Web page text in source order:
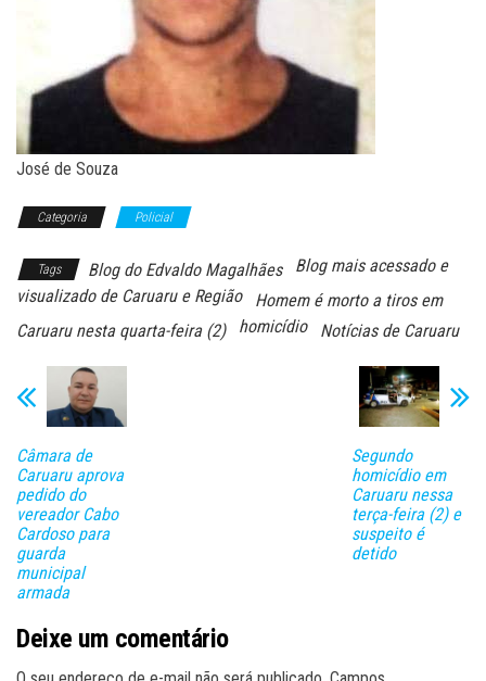
José de Souza
Categoria Policial
Tags Blog do Edvaldo Magalhães
Blog mais acessado e
visualizado de Caruaru e Região
Homem é morto a tiros em
Caruaru nesta quarta-feira (2)
homicídio Notícias de Caruaru
Câmara de
Caruaru aprova
pedido do
vereador Cabo
Cardoso para
guarda
municipal
armada
Segundo
homicídio em
Caruaru nessa
terça-feira (2) e
suspeito é
detido
Deixe um comentário